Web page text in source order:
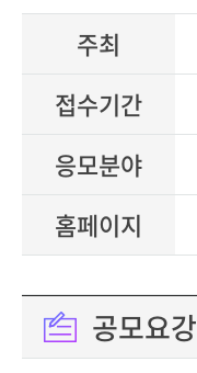
주최
접수기간
응모분야
홈페이지
공모요강